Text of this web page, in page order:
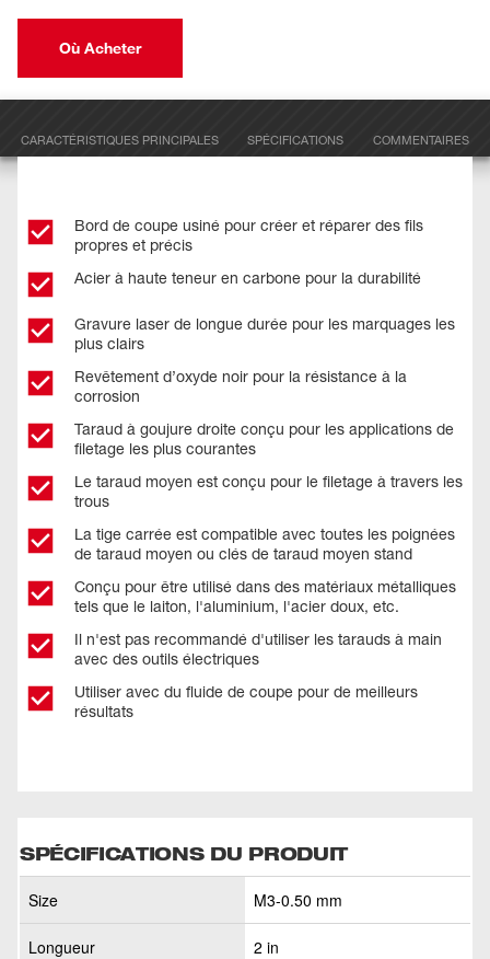
Où Acheter
CARACTÉRISTIQUES PRINCIPALES SPÉCIFICATIONS COMMENTAIRES
Bord de coupe usiné pour créer et réparer des fils
propres et précis
Acier à haute teneur en carbone pour la durabilité
Gravure laser de longue durée pour les marquages les
plus clairs
Revêtement d’oxyde noir pour la résistance à la
corrosion
Taraud à goujure droite conçu pour les applications de
filetage les plus courantes
Le taraud moyen est conçu pour le filetage à travers les
trous
La tige carrée est compatible avec toutes les poignées
de taraud moyen ou clés de taraud moyen stand
Conçu pour être utilisé dans des matériaux métalliques
tels que le laiton, l'aluminium, l'acier doux, etc.
Il n'est pas recommandé d'utiliser les tarauds à main
avec des outils électriques
Utiliser avec du fluide de coupe pour de meilleurs
résultats
SPÉCIFICATIONS DU PRODUIT
Size M3-0.50 mm
Longueur 2 in